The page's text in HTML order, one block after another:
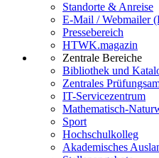
Standorte & Anreise
E-Mail / Webmailer
Pressebereich
HTWK.magazin
Zentrale Bereiche
Bibliothek und
Zentrales
IT-Servicezentrum
Mathematisch-
Sport
Hochschulkolleg
Akademisches